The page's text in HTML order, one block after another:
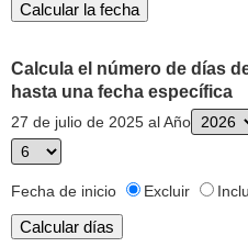
Calcula el número de días
hasta una fecha específica
27 de julio de 2025 al Año
Fecha de inicio Excluir